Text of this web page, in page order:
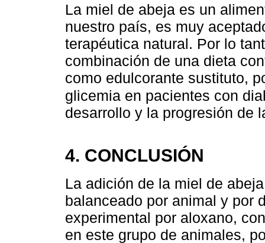
La miel de abeja es un
nuestro país, es muy
terapéutica natural. Por lo
combinación de una dieta
como edulcorante sustituto,
glicemia en pacientes con
desarrollo y la progresión de
4. CONCLUSIÓN
La adición de la miel de
balanceado por animal y por
experimental por aloxano,
en este grupo de animales,